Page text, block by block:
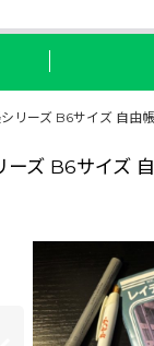
リーズ B6サイズ 自由
ズ B6サイズ